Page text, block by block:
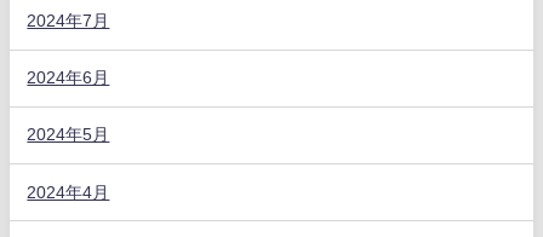
2024年7月
2024年6月
2024年5月
2024年4月